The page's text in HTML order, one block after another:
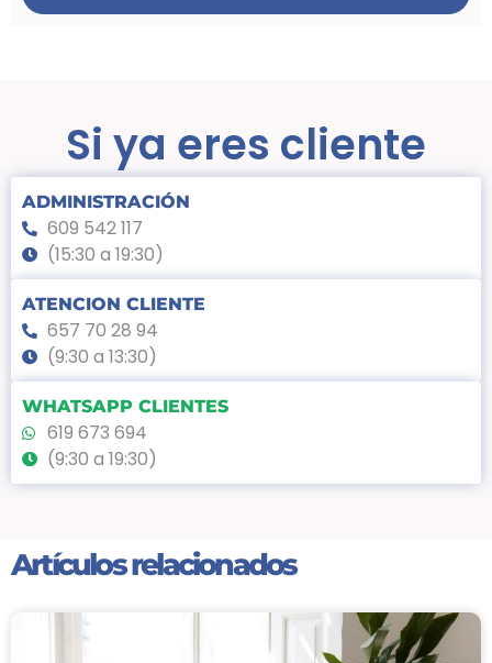
Si ya eres cliente
ADMINISTRACIÓN
609 542 117
(15:30 a 19:30)
ATENCION CLIENTE
657 70 28 94
(9:30 a 13:30)
WHATSAPP CLIENTES
619 673 694
(9:30 a 19:30)
Artículos relacionados